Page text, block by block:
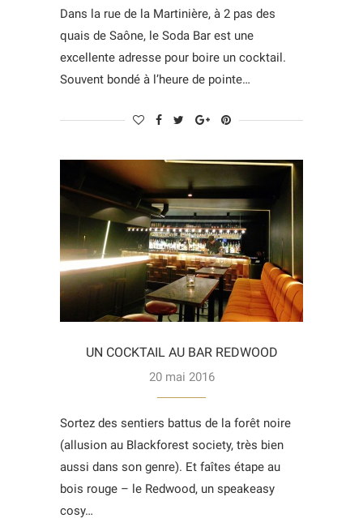
Dans la rue de la Martinière, à 2 pas des
quais de Saône, le Soda Bar est une
excellente adresse pour boire un cocktail.
Souvent bondé à l’heure de pointe…
UN COCKTAIL AU BAR REDWOOD
20 mai 2016
Sortez des sentiers battus de la forêt noire
(allusion au Blackforest society, très bien
aussi dans son genre). Et faîtes étape au
bois rouge – le Redwood, un speakeasy
cosy…